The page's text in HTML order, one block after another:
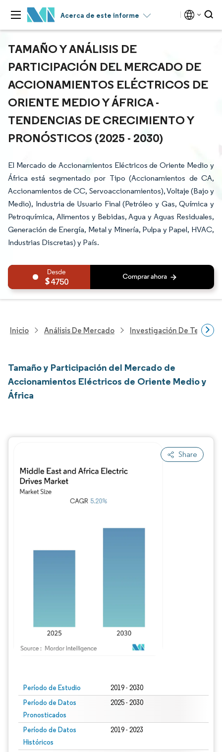
Acerca de este informe
TAMAÑO Y ANÁLISIS DE
PARTICIPACIÓN DEL MERCADO DE
ACCIONAMIENTOS ELÉCTRICOS DE
ORIENTE MEDIO Y ÁFRICA -
TENDENCIAS DE CRECIMIENTO Y
PRONÓSTICOS (2025 - 2030)
El Mercado de Accionamientos Eléctricos de Oriente Medio y
África está segmentado por Tipo (Accionamientos de CA,
Accionamientos de CC, Servoaccionamientos), Voltaje (Bajo y
Medio), Industria de Usuario Final (Petróleo y Gas, Química y
Petroquímica, Alimentos y Bebidas, Agua y Aguas Residuales,
Generación de Energía, Metal y Minería, Pulpa y Papel, HVAC,
Industrias Discretas) y País.
4750
Inicio Análisis De Mercado Investigación De
Tamaño y Participación del Mercado de
Accionamientos Eléctricos de Oriente Medio y
África
Share
Período de Estudio 2019 - 2030
Período de Datos
Pronosticados
2025 - 2030
Período de Datos
Históricos
2019 - 2023